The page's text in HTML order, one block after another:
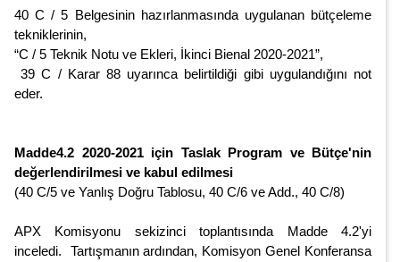
40 C / 5 Belgesinin hazırlanmasında uygulanan bütçeleme
tekniklerinin,
“C / 5 Teknik Notu ve Ekleri, İkinci Bienal 2020-2021”,
39 C / Karar 88 uyarınca belirtildiği gibi uygulandığını not
eder.
Madde4.2 2020-2021 için Taslak Program ve Bütçe'nin
değerlendirilmesi ve kabul edilmesi
(40 C/5 ve Yanlış Doğru Tablosu, 40 C/6 ve Add., 40 C/8)
APX Komisyonu sekizinci toplantısında Madde 4.2'yi
inceledi. Tartışmanın ardından, Komisyon Genel Konferansa